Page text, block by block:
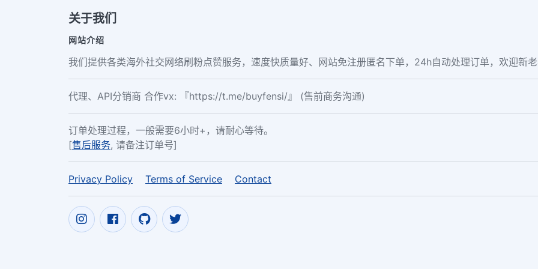
关于我们
网站介绍
我们提供各类海外社交网络刷粉点赞服务，速度快质量好、网站免注册匿名下单，24h自动处理订单，欢迎新老
代理、API分销商 合作vx: 『https://t.me/buyfensi/』 (售前商务沟通)
订单处理过程，一般需要6小时+，请耐心等待。
[售后服务, 请备注订单号]
Privacy Policy Terms of Service Contact